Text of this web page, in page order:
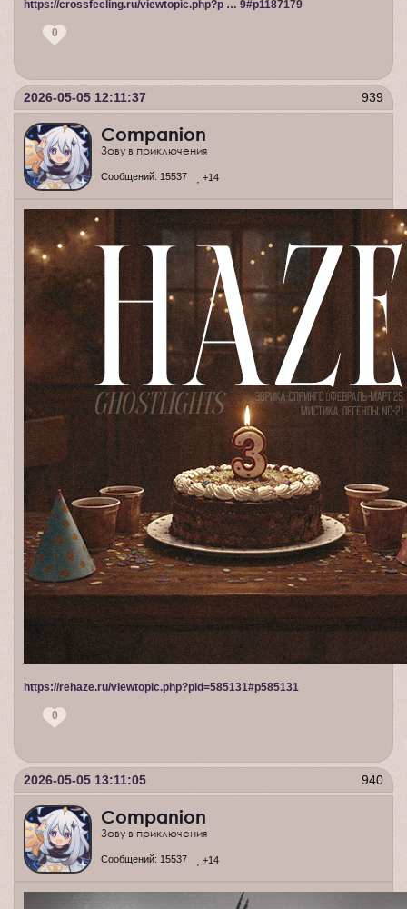
https://crossfeeling.ru/viewtopic.php?p … 9#p1187179
0
939
2026-05-05 12:11:37
Companion
Зову в приключения
Сообщений: 15537 +14
https://rehaze.ru/viewtopic.php?pid=585131#p585131
0
940
2026-05-05 13:11:05
Companion
Зову в приключения
Сообщений: 15537 +14